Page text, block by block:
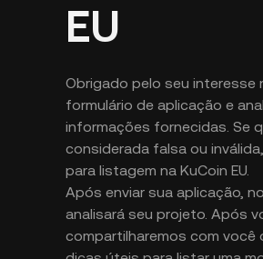
EU
Obrigado pelo seu interesse
formulário de aplicação e
informações fornecidas. Se
considerada falsa ou
para listagem na KuCoin EU.
Após enviar sua aplicação,
analisará seu projeto. Após
compartilharemos com você